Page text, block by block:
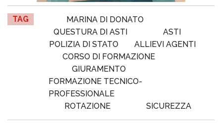
TAG
MARINA DI DONATO
QUESTURA DI ASTI
ASTI
POLIZIA DI STATO
ALLIEVI AGENTI
CORSO DI FORMAZIONE
GIURAMENTO
FORMAZIONE TECNICO-
PROFESSIONALE
ROTAZIONE
SICUREZZA